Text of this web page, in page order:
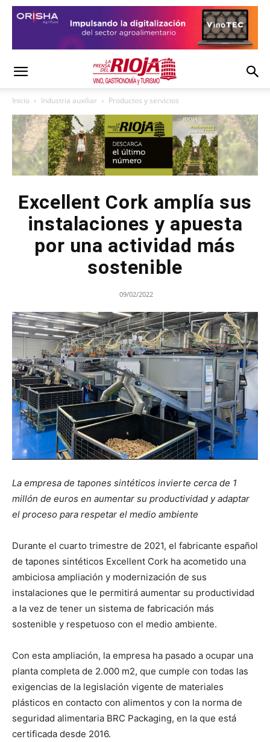
Inicio Industria auxiliar Productos y servicios
Excellent Cork amplía sus
instalaciones y apuesta
por una actividad más
sostenible
09/02/2022
La empresa de tapones sintéticos invierte cerca de 1
millón de euros en aumentar su productividad y adaptar
el proceso para respetar el medio ambiente
Durante el cuarto trimestre de 2021, el fabricante español
de tapones sintéticos Excellent Cork ha acometido una
ambiciosa ampliación y modernización de sus
instalaciones que le permitirá aumentar su productividad
a la vez de tener un sistema de fabricación más
sostenible y respetuoso con el medio ambiente.
Con esta ampliación, la empresa ha pasado a ocupar una
planta completa de 2.000 m2, que cumple con todas las
exigencias de la legislación vigente de materiales
plásticos en contacto con alimentos y con la norma de
seguridad alimentaria BRC Packaging, en la que está
certificada desde 2016.